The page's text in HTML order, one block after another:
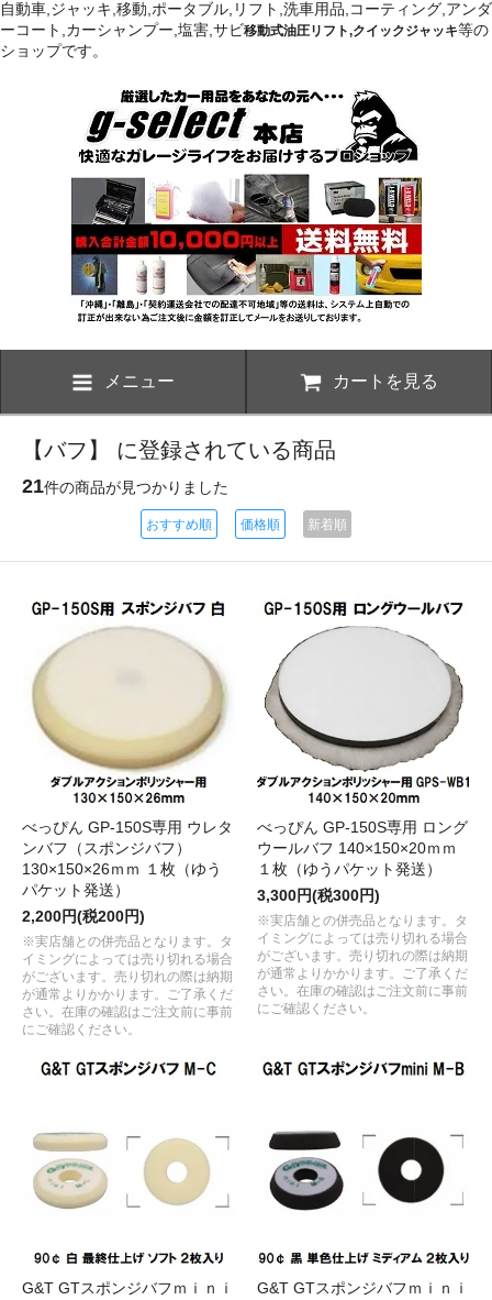
自動車,ジャッキ,移動,ポータブル,リフト,洗車用品,コーティング,アンダ
ーコート,カーシャンプー,塩害,サビ移動式油圧リフト,クイックジャッキ等の
ショップです。
メニュー カートを見る
【バフ】 に登録されている商品
21件の商品が見つかりました
おすすめ順 価格順 新着順
べっぴん GP-150S専用 ウレタ
ンバフ（スポンジバフ）
130×150×26ｍｍ １枚（ゆう
パケット発送）
2,200円(税200円)
※実店舗との併売品となります。タ
イミングによっては売り切れる場合
がございます。売り切れの際は納期
が通常よりかかります。ご了承くだ
さい。在庫の確認はご注文前に事前
にご確認ください。
べっぴん GP-150S専用 ロング
ウールバフ 140×150×20ｍｍ
１枚（ゆうパケット発送）
3,300円(税300円)
※実店舗との併売品となります。タ
イミングによっては売り切れる場合
がございます。売り切れの際は納期
が通常よりかかります。ご了承くだ
さい。在庫の確認はご注文前に事前
にご確認ください。
G&T GTスポンジバフｍｉｎｉ
G&T GTスポンジバフｍｉｎｉ